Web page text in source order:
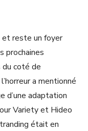
et reste un foyer
prochaines
coté de
a mentionné
d’une adaptation
Variety et Hideo
était en